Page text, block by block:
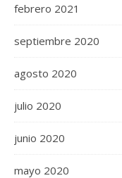
febrero 2021
septiembre 2020
agosto 2020
julio 2020
junio 2020
mayo 2020